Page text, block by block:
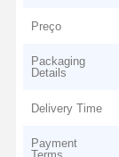
Preço
Packaging
Details
Delivery Time
Payment